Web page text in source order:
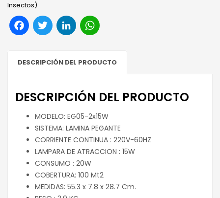
Insectos)
Facebook
TwitterLinkedIn
DESCRIPCIÓN DEL PRODUCTO
DESCRIPCIÓN DEL PRODUCTO
MODELO: EG05-2x15W
SISTEMA: LAMINA PEGANTE
CORRIENTE CONTINUA : 220V-60HZ
LAMPARA DE ATRACCION : 15W
CONSUMO : 20W
COBERTURA: 100 Mt2
MEDIDAS: 55.3 x 7.8 x 28.7 Cm.